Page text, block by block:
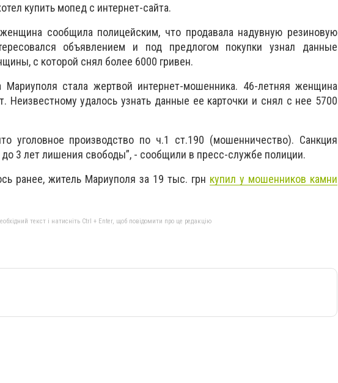
купить мопед с интернет-сайта.
сообщила полицейским, что продавала надувную резиновую
объявлением и под предлогом покупки узнал данные
с которой снял более 6000 гривен.
стала жертвой интернет-мошенника. 46-летняя женщина
Неизвестному удалось узнать данные ее карточки и снял с нее 5700
уголовное производство по ч.1 ст.190 (мошенничество). Санкция
до 3 лет лишения свободы”, - сообщили в пресс-службе полиции.
ранее, житель Мариуполя за 19 тыс. грн купил у мошенников камни
текст і натисніть Ctrl + Enter, щоб повідомити про це редакцію